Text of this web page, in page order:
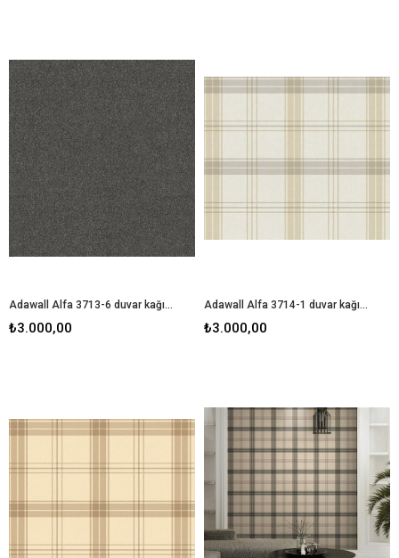
Adawall Alfa 3713-6 duvar kağıdı
₺3.000,00
Adawall Alfa 3714-1 duvar kağıdı
₺3.000,00